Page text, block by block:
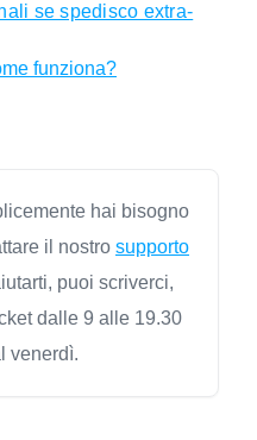
se spedisco extra-
funziona?
hai bisogno
il nostro supporto
puoi scriverci,
dalle 9 alle 19.30
venerdì.